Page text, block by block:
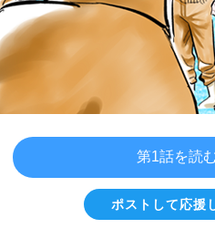
第1話を読
ポストして応援